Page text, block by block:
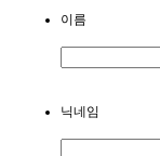
이름
닉네임